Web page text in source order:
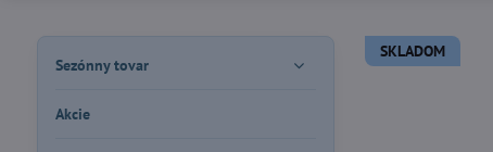
SKLADOM
Sezónny tovar
Akcie